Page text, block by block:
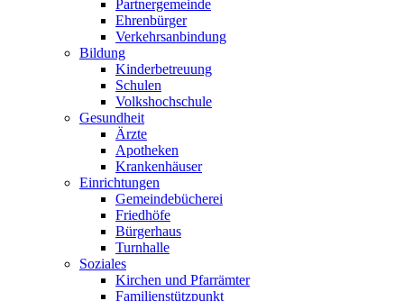
Partnergemeinde
Ehrenbürger
Verkehrsanbindung
Bildung
Kinderbetreuung
Schulen
Volkshochschule
Gesundheit
Ärzte
Apotheken
Krankenhäuser
Einrichtungen
Gemeindebücherei
Friedhöfe
Bürgerhaus
Turnhalle
Soziales
Kirchen und Pfarrämter
Familienstützpunkt